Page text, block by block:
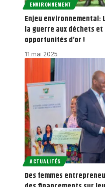
ENVIRONNEMENT
Enjeu environnemental:
la guerre aux déchets
opportunités d’or !
11 mai 2025
ACTUALITÉS
Des femmes